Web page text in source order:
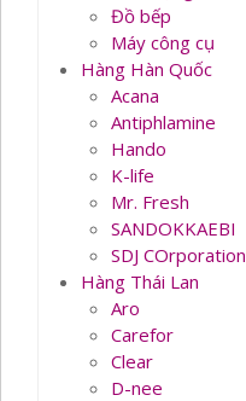
Đồ bếp
Máy công cụ
Hàng Hàn Quốc
Acana
Antiphlamine
Hando
K-life
Mr. Fresh
SANDOKKAEBI
SDJ COrporation
Hàng Thái Lan
Aro
Carefor
Clear
D-nee